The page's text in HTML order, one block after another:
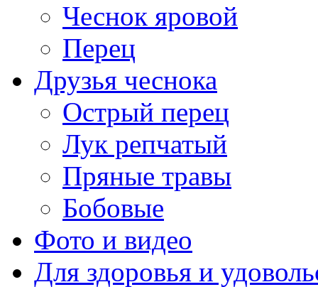
Чеснок яровой
Перец
Друзья чеснока
Острый перец
Лук репчатый
Пряные травы
Бобовые
Фото и видео
Для здоровья и